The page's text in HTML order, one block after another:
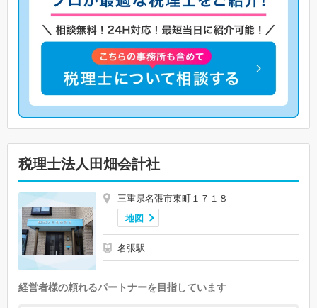
税理士法人田畑会計社
三重県名張市東町１７１８
地図
名張駅
経営者様の頼れるパートナーを目指しています